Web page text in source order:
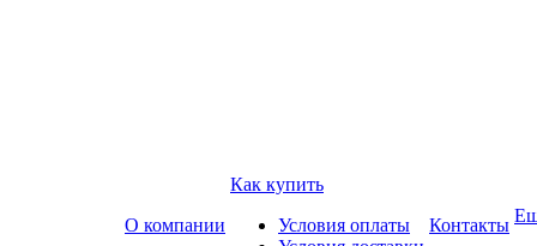
О компании
Как купить
Условия оплаты
Контакты